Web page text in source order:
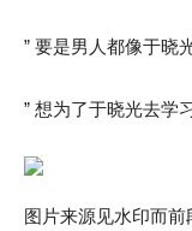
” 要是男人都像于晓
” 想为了于晓光去学
图片来源见水印而